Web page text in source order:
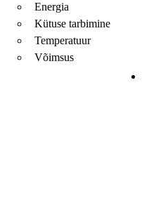
Energia
Kütuse tarbimine
Temperatuur
Võimsus